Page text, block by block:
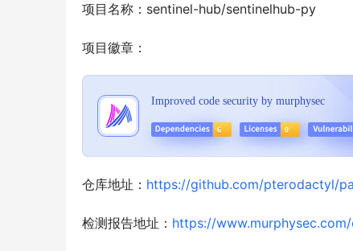
项目名称：sentinel-hub/sentinelhub-py
项目徽章：
仓库地址： https://github.com/pterodactyl/
检测报告地址： https://